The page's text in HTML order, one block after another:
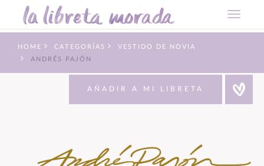
HOME CATEGORÍAS
VESTIDO DE NOVIA
ANDRÉS PAJÓN
AÑADIR A MI LIBRETA